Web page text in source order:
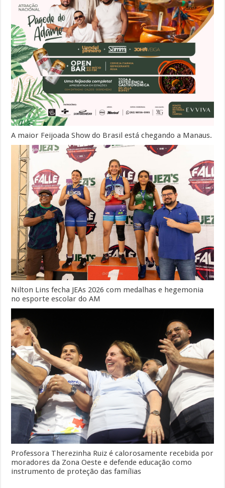
A maior Feijoada Show do Brasil está chegando a Manaus.
Nilton Lins fecha JEAs 2026 com medalhas e hegemonia
no esporte escolar do AM
Professora Therezinha Ruiz é calorosamente recebida por
moradores da Zona Oeste e defende educação como
instrumento de proteção das famílias